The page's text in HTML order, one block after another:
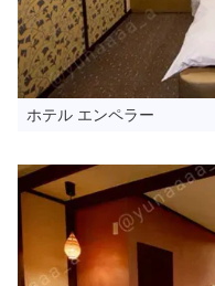
ホテル エンペラー